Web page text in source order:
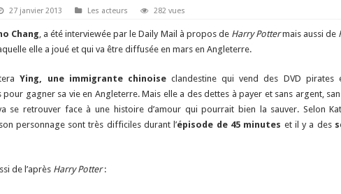
27 janvier 2013 Les acteurs 282 vues
Chang, a été interviewée par le Daily Mail à propos de Harry Pottermais aussi de
elle a joué et qui va être diffusée en mars en Angleterre.
Ying, une immigrante chinoiseclandestine qui vend des DVD pirates
pour gagner sa vie en Angleterre. Mais elle a des dettes à payer et sans argent,
se retrouver face à une histoire d’amour qui pourrait bien la sauver. Selon
personnage sont très difficiles durant l’épisode de 45 minutes et il y a des
de l’après Harry Potter: